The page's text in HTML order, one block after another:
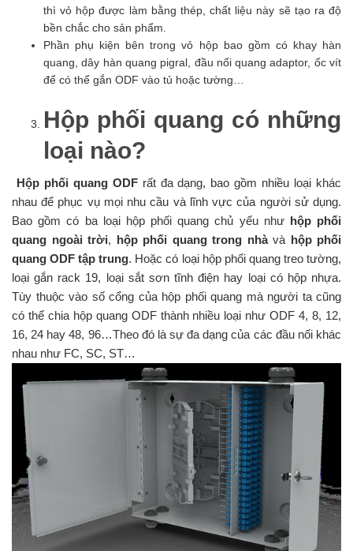
thì vỏ hộp được làm bằng thép, chất liệu này sẽ tạo ra độ
bền chắc cho sản phẩm.
Phần phụ kiện bên trong vỏ hộp bao gồm có khay hàn
quang, dây hàn quang pigral, đầu nối quang adaptor, ốc vít
để có thể gắn ODF vào tủ hoặc tường…
Hộp phối quang có những
loại nào?
Hộp phối quang ODFrất đa dạng, bao gồm nhiều loại khác
nhau để phục vụ mọi nhu cầu và lĩnh vực của người sử dụng.
Bao gồm có ba loại hộp phối quang chủ yếu như hộp phối
quang ngoài trời, hộp phối quang trong nhàvà hộp phối
quang ODF tập trung. Hoặc có loại hộp phối quang treo tường,
loại gắn rack 19, loại sắt sơn tĩnh điện hay loại có hộp nhựa.
Tùy thuộc vào số cổng của hộp phối quang mà người ta cũng
có thể chia hộp quang ODF thành nhiều loại như ODF 4, 8, 12,
16, 24 hay 48, 96…Theo đó là sự đa dạng của các đầu nối khác
nhau như FC, SC, ST…